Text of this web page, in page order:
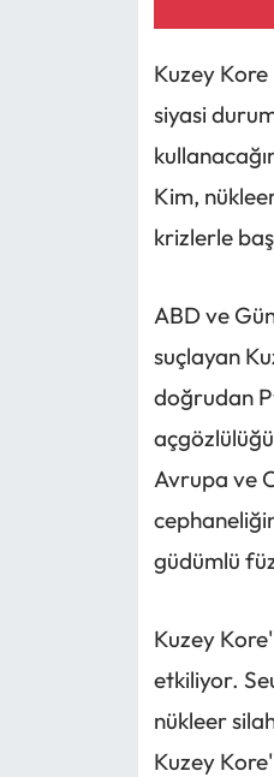
Kuzey
siyasi
Kim,
krizlerle
ABD ve
suçlayan
doğrudan
Avrupa ve
güdümlü
Kuzey
etkiliyor.
nükleer
Kuzey